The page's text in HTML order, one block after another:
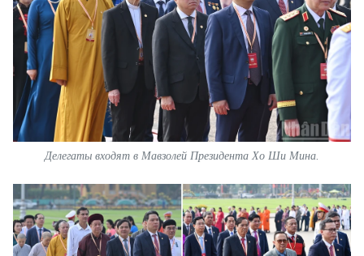
Делегаты входят в Мавзолей Президента Хо Ши Мина.